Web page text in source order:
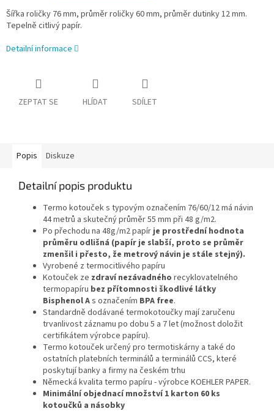
Šířka roličky 76 mm, průměr roličky 60 mm, průměr dutinky 12 mm.
Tepelně citlivý papír.
Detailní informace
ZEPTAT SE HLÍDAT SDÍLET
Popis Diskuze
Detailní popis produktu
Termo kotouček s typovým označením 76/60/12 má návin
44 metrů a skutečný průměr 55 mm při 48 g/m2.
Po přechodu na 48g/m2 papírje prostřední hodnota
průměru odlišná (papír je slabší, proto se průměr
zmenšil i přesto, že metrový návin je stále stejný).
Vyrobené z termocitlivého papíru
Kotouček ze zdraví nezávadného recyklovatelného
termopapíru bez přítomnosti škodlivé látky
Bisphenol As označením BPA free.
Standardně dodávané termokotoučky mají zaručenu
trvanlivost záznamu po dobu 5 a 7 let (možnost doložit
certifikátem výrobce papíru).
Termo kotouček určený pro termotiskárny a také do
ostatních platebních terminálů a terminálů CCS, které
poskytují banky a firmy na českém trhu
Německá kvalita termo papíru - výrobce KOEHLER PAPER.
Minimální objednací množství 1 karton 60 ks
kotoučků a násobky